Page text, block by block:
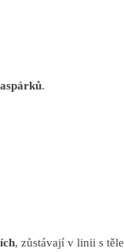
.
, zůstávají v linii s